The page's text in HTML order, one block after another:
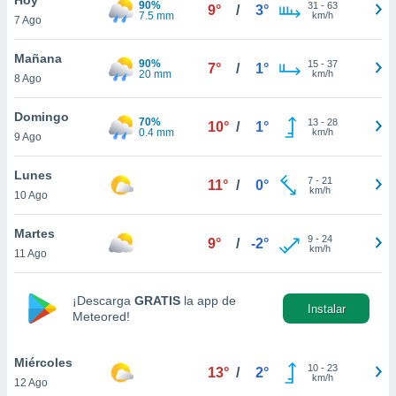
y
en
más
de
cookies
aceptar
7 Ago
90%
7.5 mm
9° / 3° 31 - 63
km/h
Mañana
8 Ago
90%
20 mm
7° / 1° 15- 37
km/h
Domingo
9 Ago
70%
0.4 mm
10° / 1° 13- 28
km/h
Lunes
10 Ago
11° / 0° 7- 21
km/h
Martes
11 Ago
9° / -2° 9- 24
km/h
¡Descarga GRATIS la app de
Meteored!
Instalar
Miércoles
12 Ago
13° / 2° 10- 23
km/h